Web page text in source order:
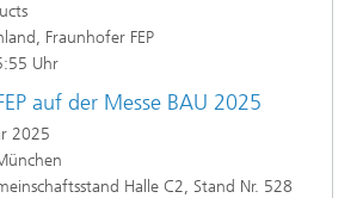
Fraunhofer FEP
Uhr
auf der Messe BAU 2025
2025
Halle C2, Stand Nr. 528